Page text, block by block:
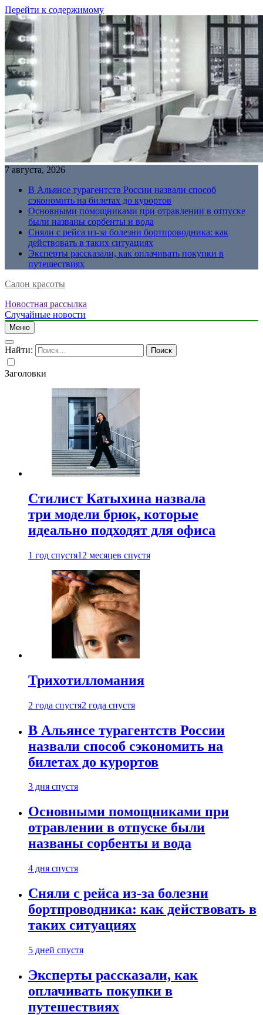
Перейти к содержимому
7 августа, 2026
В Альянсе турагентств России назвали способ
сэкономить на билетах до курортов
Основными помощниками при отравлении в отпуске
были названы сорбенты и вода
Сняли с рейса из-за болезни бортпроводника: как
действовать в таких ситуациях
Эксперты рассказали, как оплачивать покупки в
путешествиях
Салон красоты
Новостная рассылка
Случайные новости
Меню
Найти:
Заголовки
Стилист Катыхина назвала
три модели брюк, которые
идеально подходят для офиса
1 год спустя12 месяцев спустя
Трихотилломания
2 года спустя2 года спустя
В Альянсе турагентств России
назвали способ сэкономить на
билетах до курортов
3 дня спустя
Основными помощниками при
отравлении в отпуске были
названы сорбенты и вода
4 дня спустя
Сняли с рейса из-за болезни
бортпроводника: как действовать в
таких ситуациях
5 дней спустя
Эксперты рассказали, как
оплачивать покупки в
путешествиях